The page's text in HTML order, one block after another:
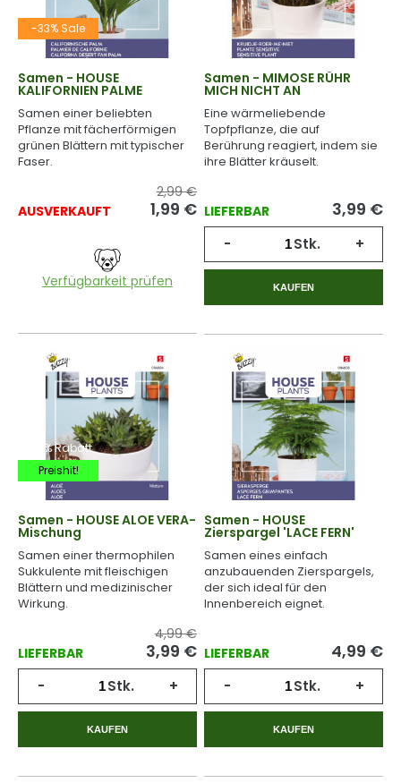
-33% Sale
Samen - HOUSE
KALIFORNIEN PALME
Samen einer beliebten
Pflanze mit fächerförmigen
grünen Blättern mit typischer
Faser.
AUSVERKAUFT
2,99 €
1,99 €
Verfügbarkeit prüfen
Samen - MIMOSE RÜHR
MICH NICHT AN
Eine wärmeliebende
Topfpflanze, die auf
Berührung reagiert, indem sie
ihre Blätter kräuselt.
LIEFERBAR 3,99 €
- Stk. +
KAUFEN
-20% Rabatt
Preishit!
Samen - HOUSE ALOE VERA-
Mischung
Samen einer thermophilen
Sukkulente mit fleischigen
Blättern und medizinischer
Wirkung.
LIEFERBAR
4,99 €
3,99 €
- Stk. +
KAUFEN
Samen - HOUSE
Zierspargel 'LACE FERN'
Samen eines einfach
anzubauenden Zierspargels,
der sich ideal für den
Innenbereich eignet.
LIEFERBAR 4,99 €
- Stk. +
KAUFEN